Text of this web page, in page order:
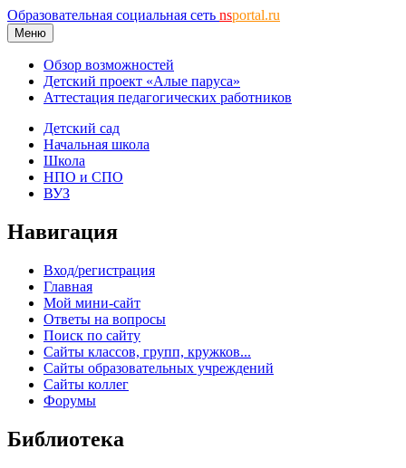
Образовательная социальная сеть nsportal.ru
Меню
Обзор возможностей
Детский проект «Алые паруса»
Аттестация педагогических работников
Детский сад
Начальная школа
Школа
НПО и СПО
ВУЗ
Навигация
Вход/регистрация
Главная
Мой мини-сайт
Ответы на вопросы
Поиск по сайту
Сайты классов, групп, кружков...
Сайты образовательных учреждений
Сайты коллег
Форумы
Библиотека